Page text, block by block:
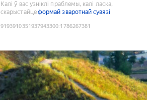
Калі ў вас узніклі праблемы, калі ласка,
скарыстайцеформай зваротнай сувязі
9193910351937943300:1786267381